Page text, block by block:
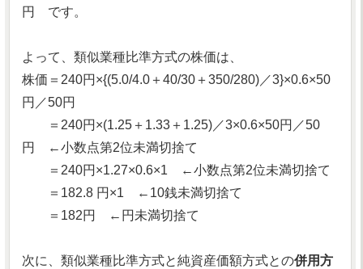
円 です。
よって、類似業種比準方式の株価は、
株価＝240円×{(5.0/4.0＋40/30＋350/280)／3}×0.6×50
円／50円
＝240円×(1.25＋1.33＋1.25)／3×0.6×50円／50
円 ←小数点第2位未満切捨て
＝240円×1.27×0.6×1 ←小数点第2位未満切捨て
＝182.8 円×1 ←10銭未満切捨て
＝182円 ←円未満切捨て
次に、類似業種比準方式と純資産価額方式との併用方